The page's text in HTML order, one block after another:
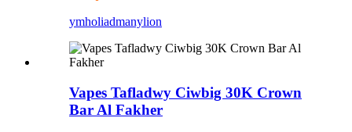
ymholiadmanylion
Vapes Tafladwy Ciwbig 30K Crown
Bar Al Fakher